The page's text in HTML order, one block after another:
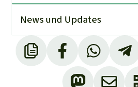
News und Updates